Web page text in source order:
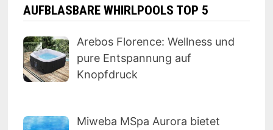
AUFBLASBARE WHIRLPOOLS TOP 5
Arebos Florence: Wellness und
pure Entspannung auf
Knopfdruck
Miweba MSpa Aurora bietet